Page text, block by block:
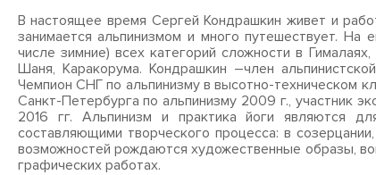
В настоящее время Сергей Кондрашкин живет и
занимается альпинизмом и много путешествует. На
числе зимние) всех категорий сложности в
Шаня, Каракорума. Кондрашкин –член
Чемпион СНГ по альпинизму в высотно-техническом
Санкт-Петербурга по альпинизму 2009 г., участник
2016 гг. Альпинизм и практика йоги являются
составляющими творческого процесса: в
возможностей рождаются художественные образы,
графических работах.